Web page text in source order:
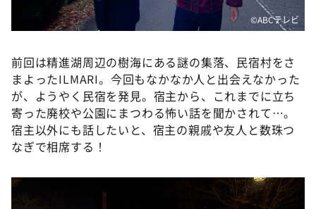
©ABCテレビ
前回は精進湖周辺の樹海にある謎の集落、民宿村をさ
まよったILМARI。今回もなかなか人と出会えなかった
が、ようやく民宿を発見。宿主から、これまでに立ち
寄った廃校や公園にまつわる怖い話を聞かされて…。
宿主以外にも話したいと、宿主の親戚や友人と数珠つ
なぎで相席する！